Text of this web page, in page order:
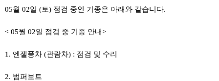
05월 02일 (토) 점검 중인 기종은 아래와 같습니다.
< 05월 02일 점검 중 기종 안내>
1. 엔젤풍차 (관람차) : 점검 및 수리
2. 범퍼보트